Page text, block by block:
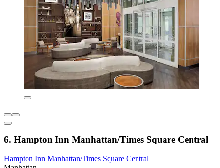
6. Hampton Inn Manhattan/Times Square Central
Hampton Inn Manhattan/Times Square Central